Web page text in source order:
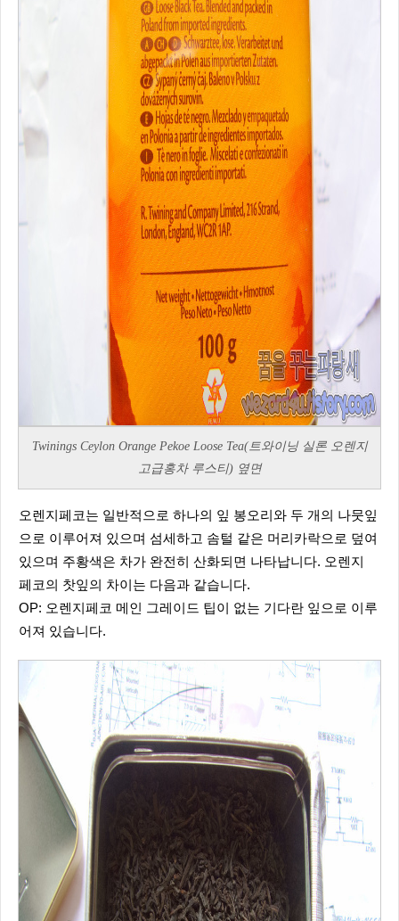
Twinings Ceylon Orange Pekoe Loose Tea(트와이닝 실론 오렌지
고급홍차 루스티) 옆면
오렌지페코는 일반적으로 하나의 잎 봉오리와 두 개의 나뭇잎
으로 이루어져 있으며 섬세하고 솜털 같은 머리카락으로 덮여
있으며 주황색은 차가 완전히 산화되면 나타납니다. 오렌지
페코의 찻잎의 차이는 다음과 같습니다.
OP: 오렌지페코 메인 그레이드 팁이 없는 기다란 잎으로 이루
어져 있습니다.